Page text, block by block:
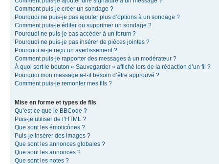
Comment puis-je créer un sondage ?
Pourquoi ne puis-je pas ajouter plus d’options à un sondage ?
Comment puis-je éditer ou supprimer un sondage ?
Pourquoi ne puis-je pas accéder à un forum ?
Pourquoi ne puis-je pas insérer de pièces jointes ?
Pourquoi ai-je reçu un avertissement ?
Comment puis-je rapporter des messages à un modérateur ?
À quoi sert le bouton « Sauvegarder » affiché lors de la rédaction d’un fil ?
Pourquoi mon message a-t-il besoin d’être approuvé ?
Comment puis-je remonter mes fils ?
Mise en forme et types de fils
Qu’est-ce que le BBCode ?
Puis-je utiliser de l’HTML ?
Que sont les émoticônes ?
Puis-je insérer des images ?
Que sont les annonces globales ?
Que sont les annonces ?
Que sont les notes ?